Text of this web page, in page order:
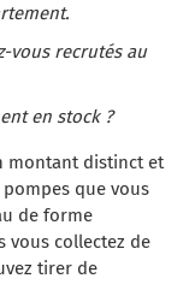
vous recrutés au
en stock ?
montant distinct et
que vous
de forme
vous collectez de
tirer de